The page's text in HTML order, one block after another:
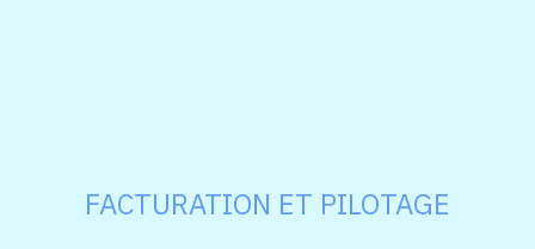
FACTURATION ET PILOTAGE